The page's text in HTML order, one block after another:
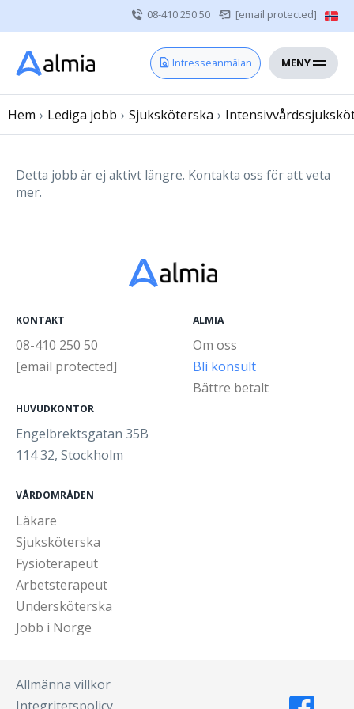
08-410 250 50 [email protected]
Intresseanmälan MENY
Hem
Vårdgivare
Om oss
Sjuksköterska
Läkare
Hem › Lediga jobb › Sjuksköterska ›
Detta jobb är ej aktivt längre. Kontakta oss för att veta
mer.
KONTAKT
08-410 250 50
[email protected]
HUVUDKONTOR
Engelbrektsgatan 35B
114 32, Stockholm
ALMIA
Om oss
Bli konsult
Bättre betalt
VÅRDOMRÅDEN
Läkare
Sjuksköterska
Fysioterapeut
Arbetsterapeut
Undersköterska
Jobb i Norge
Allmänna villkor
Integritetspolicy